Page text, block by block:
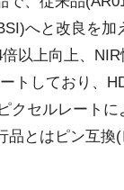
へと改良を
以上向上、
トしており、
クセルレート
品とはピン互